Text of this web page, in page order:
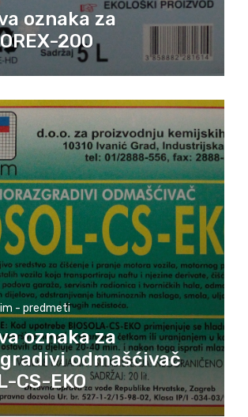
oznaka za
200
- predmeti
oznaka za
odmašćivač
CS-EKO